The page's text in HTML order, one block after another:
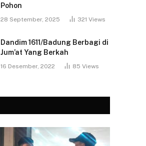
Pohon
28 September, 2025 321 Views
Dandim 1611/Badung Berbagi di
Jum’at Yang Berkah
16 Desember, 2022 85 Views